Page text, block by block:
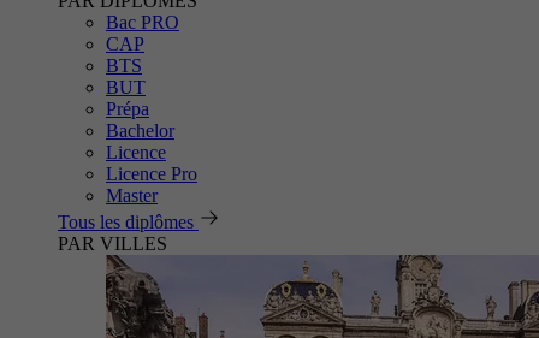
Bac PRO
CAP
BTS
BUT
Prépa
Bachelor
Licence
Licence Pro
Master
Tous les diplômes
PAR VILLES